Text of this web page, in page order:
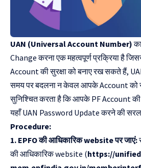
UAN (Universal Account Number)
Change करना एक महत्वपूर्ण प्रक्रिया है
Account की सुरक्षा को बनाए रख सकते हैं,
समय पर बदलना न केवल आपके Account को
सुनिश्चित करता है कि आपके PF Account की
यहाँ UAN Password Update करने की सरल
Procedure:
1. EPFO की आधिकारिक website पर जाएं:
की आधिकारिक website (https://